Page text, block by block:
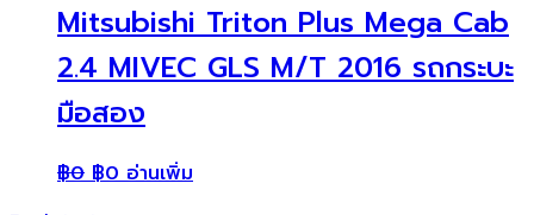
Mitsubishi Triton Plus Mega Cab
2.4 MIVEC GLS M/T 2016 รถกระบะ
มือสอง
฿0 ฿0 อ่านเพิ่ม